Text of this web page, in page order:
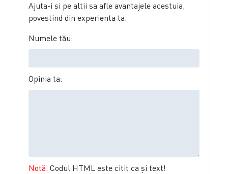
Ajuta-i si pe altii sa afle avantajele acestuia,
povestind din experienta ta.
Numele tău:
Opinia ta:
Notă: Codul HTML este citit ca şi text!